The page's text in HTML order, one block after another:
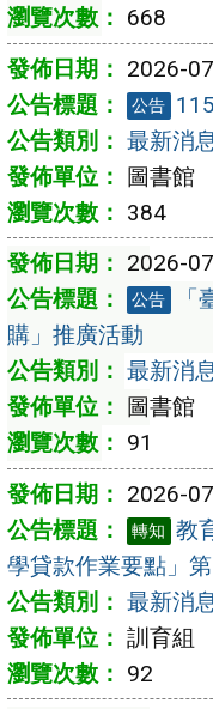
668
2026-
公告
最新消
圖書館
384
2026-
公告
購」推廣活動
最新消
圖書館
91
2026-
轉知 教
學貸款作業要點」
最新消
訓育組
92